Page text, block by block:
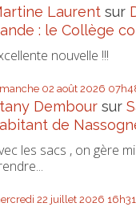
Laurent sur
: le Collège
nouvelle !!!
02 août 2026
Dembour sur
de
les sacs , on gère
22 juillet 2026 16h31